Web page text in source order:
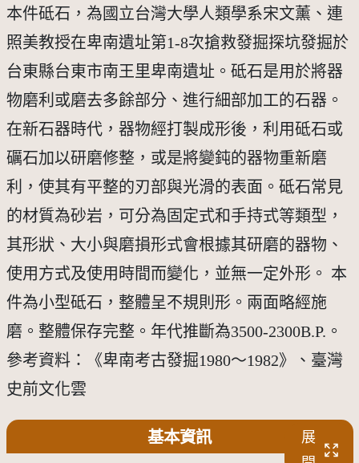
本件砥石，為國立台灣大學人類學系宋文薰、連
照美教授在卑南遺址第1-8次搶救發掘探坑發掘於
台東縣台東市南王里卑南遺址。砥石是用於將器
物磨利或磨去多餘部分、進行細部加工的石器。
在新石器時代，器物經打製成形後，利用砥石或
礪石加以研磨修整，或是將變鈍的器物重新磨
利，使其有平整的刃部與光滑的表面。砥石常見
的材質為砂岩，可分為固定式和手持式等類型，
其形狀、大小與磨損形式會根據其研磨的器物、
使用方式及使用時間而變化，並無一定外形。 本
件為小型砥石，整體呈不規則形。兩面略經施
磨。整體保存完整。年代推斷為3500-2300B.P.。
參考資料：《卑南考古發掘1980～1982》、臺灣
史前文化雲
基本資訊
展